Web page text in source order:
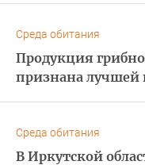
Среда обитания
Продукция
признана лучшей
Среда обитания
В Иркутской